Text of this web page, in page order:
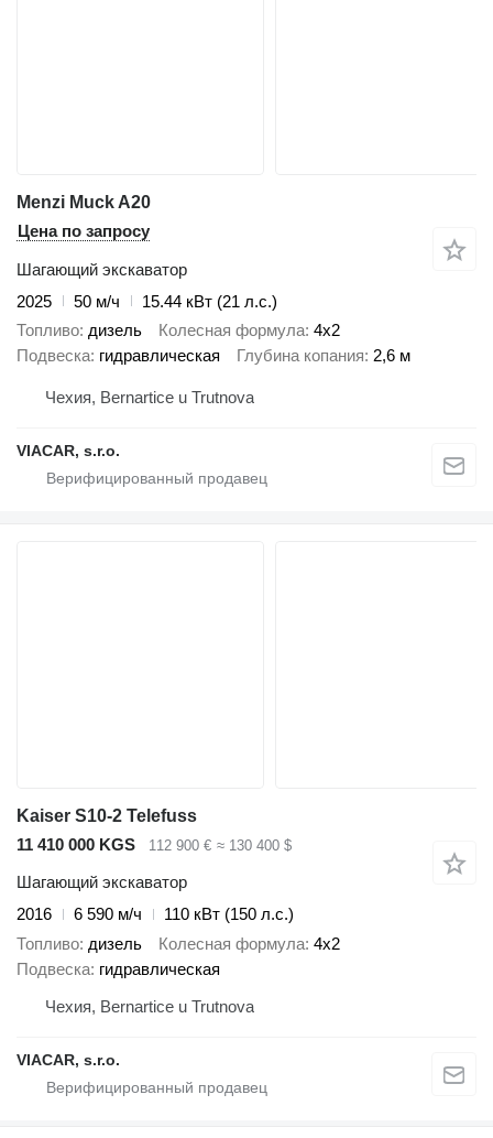
Menzi Muck A20
Цена по запросу
Шагающий экскаватор
2025
50 м/ч
15.44 кВт (21 л.с.)
Топливо дизель Колесная формула 4x2
Подвеска гидравлическая Глубина копания 2,6 м
Чехия, Bernartice u Trutnova
VIACAR, s.r.o.
Kaiser S10-2 Telefuss
11 410 000 KGS
112 900 € ≈ 130 400 $
Шагающий экскаватор
2016
6 590 м/ч
110 кВт (150 л.с.)
Топливо дизель Колесная формула 4x2
Подвеска гидравлическая
Чехия, Bernartice u Trutnova
VIACAR, s.r.o.